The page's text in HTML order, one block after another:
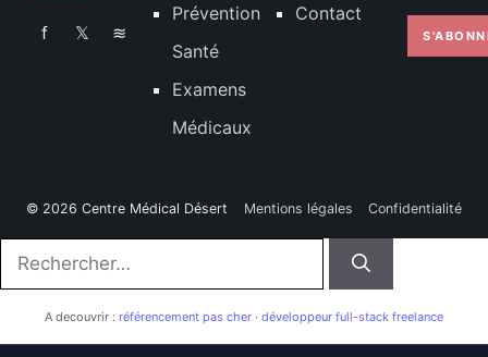
f 𝕏 ≋
Prévention
Santé
Examens
Médicaux
Contact
© 2026 Centre Médical Désert Mentions légales Confidentialité
Rechercher :
A decouvrir : référencement pas cher · développeur full-stack freelance